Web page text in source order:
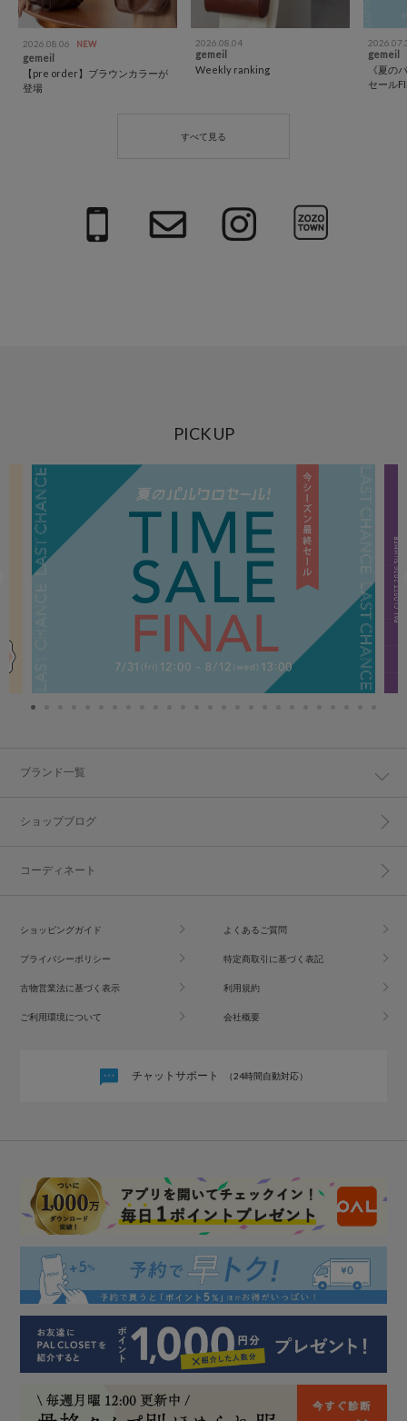
2026.08.06 NEW
gemeil
【pre order】ブラウンカラーが
登場
2026.08.04
gemeil
Weekly ranking
gemeil
《夏の
セール
PICK UP
ブランド一覧
ショップブログ
コーディネート
ショッピングガイド よくあるご質問
プライバシーポリシー 特定商取引に基づく表記
古物営業法に基づく表示 利用規約
ご利用環境について 会社概要
チャットサポート （24時間自動対応）